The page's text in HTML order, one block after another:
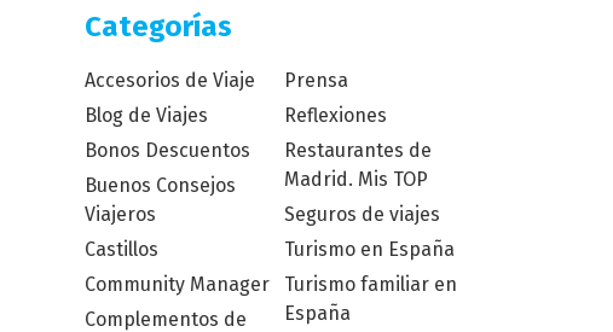
Categorías
Accesorios de Viaje
Blog de Viajes
Bonos Descuentos
Buenos Consejos
Viajeros
Castillos
Community Manager
Complementos de
Prensa
Reflexiones
Restaurantes de
Madrid. Mis TOP
Seguros de viajes
Turismo en España
Turismo familiar en
España